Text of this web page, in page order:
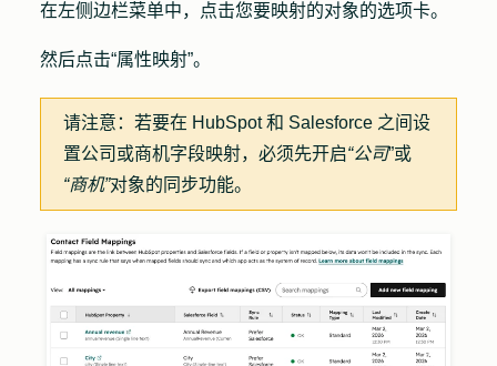
在左侧边栏菜单中， 点击您要映射的对象的选项卡。
然后点击“属性映射”。
请注意： 若要在 HubSpot 和 Salesforce 之间设
置公司或商机字段映射，必须先开启“公司”或
“商机”对象的同步功能。